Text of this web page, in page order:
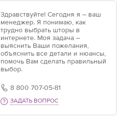
Здравствуйте! Сегодня я – ваш
менеджер. Я понимаю, как
трудно выбрать шторы в
интернете. Моя задача –
выяснить Ваши пожелания,
объяснить все детали и нюансы,
помочь Вам сделать правильный
выбор.
8 800 707-05-81
ЗАДАТЬ ВОПРОС